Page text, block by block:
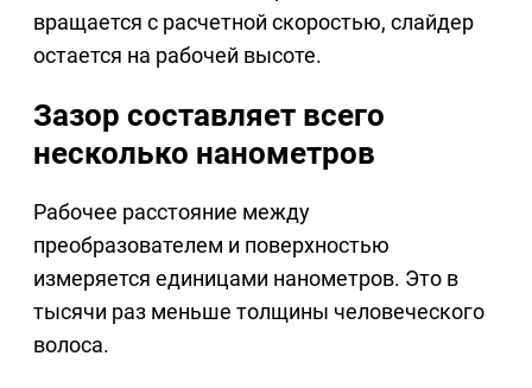
вращается с расчетной скоростью, слайдер
остается на рабочей высоте.
Зазор составляет всего
несколько нанометров
Рабочее расстояние между
преобразователем и поверхностью
измеряется единицами нанометров. Это в
тысячи раз меньше толщины человеческого
волоса.